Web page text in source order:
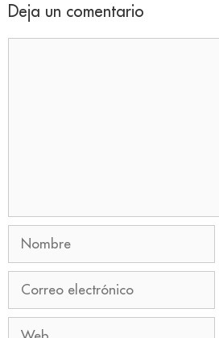
Deja un comentario